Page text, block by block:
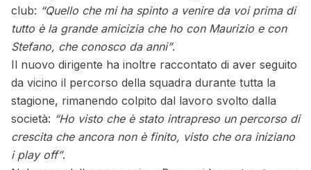
club: “Quello che mi ha spinto a venire da voi prima di
tutto è la grande amicizia che ho con Maurizio e con
Stefano, che conosco da anni”.
Il nuovo dirigente ha inoltre raccontato di aver seguito
da vicino il percorso della squadra durante tutta la
stagione, rimanendo colpito dal lavoro svolto dalla
società: “Ho visto che è stato intrapreso un percorso di
crescita che ancora non è finito, visto che ora iniziano
i play off”.